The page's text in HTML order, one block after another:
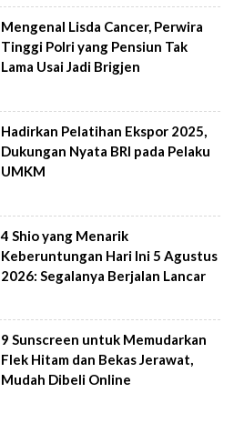
Mengenal Lisda Cancer, Perwira
Tinggi Polri yang Pensiun Tak
Lama Usai Jadi Brigjen
Hadirkan Pelatihan Ekspor 2025,
Dukungan Nyata BRI pada Pelaku
UMKM
4 Shio yang Menarik
Keberuntungan Hari Ini 5 Agustus
2026: Segalanya Berjalan Lancar
9 Sunscreen untuk Memudarkan
Flek Hitam dan Bekas Jerawat,
Mudah Dibeli Online